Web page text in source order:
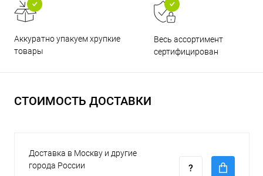
Аккуратно упакуем хрупкие
товары
Весь ассортимент
сертифицирован
СТОИМОСТЬ ДОСТАВКИ
Доставка в Москву и другие
города России